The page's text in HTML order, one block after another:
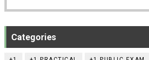
Categories